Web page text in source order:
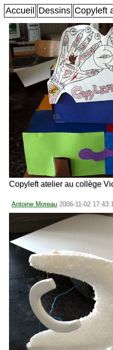
Accueil Dessins Copyleft
Copyleft atelier au collège
Antoine Moreau 2006-11-02